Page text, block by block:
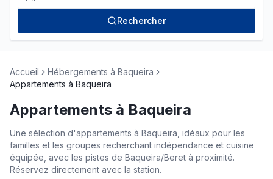
Rechercher
Accueil
Hébergements à Baqueira
Appartements à Baqueira
Appartements à Baqueira
Une sélection d'appartements à Baqueira, idéaux pour les
familles et les groupes recherchant indépendance et cuisine
équipée, avec les pistes de Baqueira/Beret à proximité.
Réservez directement avec la station.